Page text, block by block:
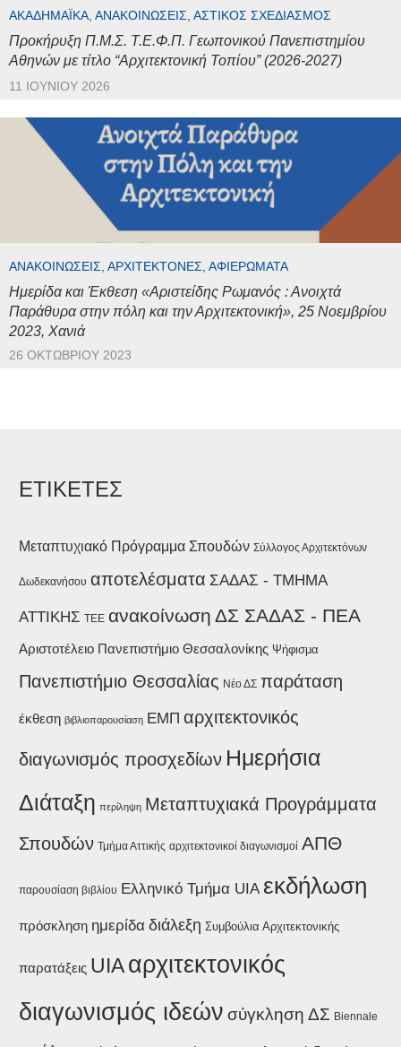
ΑΚΑΔΗΜΑΪΚΆ, ΑΝΑΚΟΙΝΏΣΕΙΣ, ΑΣΤΙΚΌΣ ΣΧΕΔΙΑΣΜΌΣ
Προκήρυξη Π.Μ.Σ. Τ.Ε.Φ.Π. Γεωπονικού Πανεπιστημίου
Αθηνών με τίτλο “Αρχιτεκτονική Τοπίου” (2026-2027)
11 ΙΟΥΝΊΟΥ 2026
ΑΝΑΚΟΙΝΏΣΕΙΣ, ΑΡΧΙΤΈΚΤΟΝΕΣ, ΑΦΙΕΡΏΜΑΤΑ
Ημερίδα και Έκθεση «Αριστείδης Ρωμανός : Ανοιχτά
Παράθυρα στην πόλη και την Αρχιτεκτονική», 25 Νοεμβρίου
2023, Χανιά
26 ΟΚΤΩΒΡΊΟΥ 2023
ΕΤΙΚΕΤΕΣ
Μεταπτυχιακό Πρόγραμμα Σπουδών Σύλλογος Αρχιτεκτόνων
Δωδεκανήσου αποτελέσματα ΣΑΔΑΣ - ΤΜΗΜΑ
ΑΤΤΙΚΗΣ ΤΕΕ ανακοίνωση ΔΣ ΣΑΔΑΣ - ΠΕΑ
Αριστοτέλειο Πανεπιστήμιο Θεσσαλονίκης Ψήφισμα
Πανεπιστήμιο Θεσσαλίας Νέο ΔΣ παράταση
έκθεση βιβλιοπαρουσίαση ΕΜΠ αρχιτεκτονικός
διαγωνισμός προσχεδίων Ημερήσια
Διάταξη περίληψη Μεταπτυχιακά Προγράμματα
Σπουδών Τμήμα Αττικής αρχιτεκτονικοί διαγωνισμοί ΑΠΘ
παρουσίαση βιβλίου Ελληνικό Τμήμα UIA εκδήλωση
πρόσκληση ημερίδα διάλεξη Συμβούλια Αρχιτεκτονικής
παρατάξεις UIA αρχιτεκτονικός
διαγωνισμός ιδεών σύγκληση ΔΣ Biennale